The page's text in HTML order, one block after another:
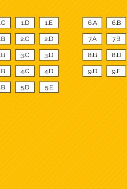
1.D 1.E
2.C 2.D
3.C 3.D
4.C 4.D
5.D 5.E
6.A 6.B
7.A 7.B
8.B 8.D
9.D 9.E